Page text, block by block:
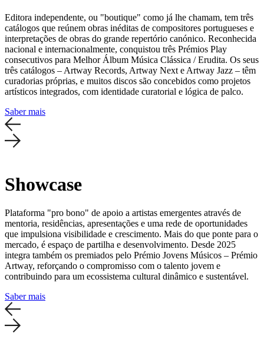
Editora independente, ou "boutique" como já lhe chamam, tem três
catálogos que reúnem obras inéditas de compositores portugueses e
interpretações de obras do grande repertório canónico. Reconhecida
nacional e internacionalmente, conquistou três Prémios Play
consecutivos para Melhor Álbum Música Clássica / Erudita. Os seus
três catálogos – Artway Records, Artway Next e Artway Jazz – têm
curadorias próprias, e muitos discos são concebidos como projetos
artísticos integrados, com identidade curatorial e lógica de palco.
Saber mais
Showcase
Plataforma "pro bono" de apoio a artistas emergentes através de
mentoria, residências, apresentações e uma rede de oportunidades
que impulsiona visibilidade e crescimento. Mais do que ponte para o
mercado, é espaço de partilha e desenvolvimento. Desde 2025
integra também os premiados pelo Prémio Jovens Músicos – Prémio
Artway, reforçando o compromisso com o talento jovem e
contribuindo para um ecossistema cultural dinâmico e sustentável.
Saber mais